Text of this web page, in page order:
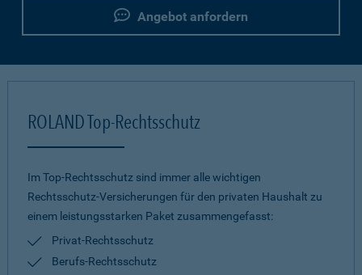
Angebot anfordern
ROLAND Top-Rechtsschutz
Im Top-Rechtsschutz sind immer alle wichtigen
Rechtsschutz-Versicherungen für den privaten Haushalt zu
einem leistungsstarken Paket zusammengefasst:
Privat-Rechtsschutz
Berufs-Rechtsschutz